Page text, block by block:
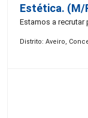
Estética. (M/
Estamos a recrutar
Distrito: Aveiro,